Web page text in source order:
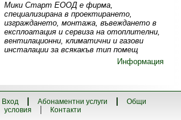
Мики Старт ЕООД е фирма,
специализирана в проектирането,
изграждането, монтажа, въвеждането в
експлоатация и сервиза на отоплителни,
вентилационни, климатични и газови
инсталации за всякакъв тип помещ
Информация
Вход Абонаментни услуги
Общи
условия
Контакти